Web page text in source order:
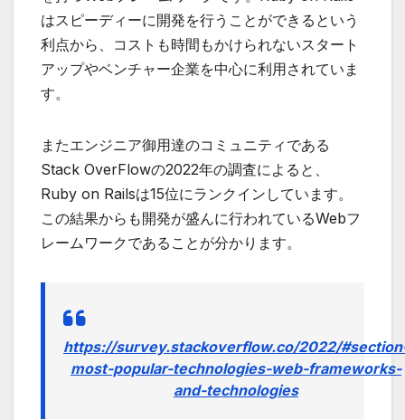
はスピーディーに開発を行うことができるという
利点から、コストも時間もかけられないスタート
アップやベンチャー企業を中心に利用されていま
す。
またエンジニア御用達のコミュニティである
Stack OverFlowの2022年の調査によると、
Ruby on Railsは15位にランクインしています。
この結果からも開発が盛んに行われているWebフ
レームワークであることが分かります。
https://survey.stackoverflow.co/2022/
most-popular-technologies-web-frameworks-
and-technologies